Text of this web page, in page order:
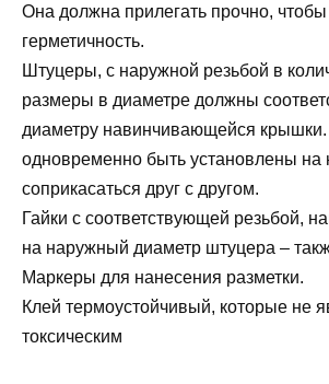
Она должна прилегать прочно, чтобы
герметичность.
Штуцеры, с наружной резьбой в
размеры в диаметре должны
диаметру навинчивающейся
одновременно быть установлены на
соприкасаться друг с другом.
Гайки с соответствующей резьбой,
на наружный диаметр штуцера –
Маркеры для нанесения разметки.
Клей термоустойчивый, которые не
токсическим